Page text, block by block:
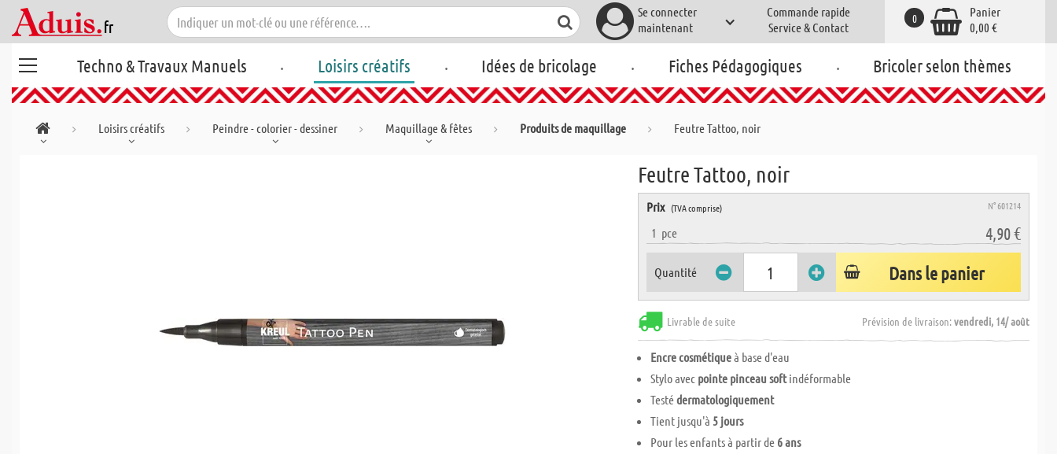
Se connecter
maintenant
Commande rapide
Service & Contact
Panier
0,00 €
0
Techno & Travaux Manuels . Loisirs créatifs . Idées de bricolage . Fiches Pédagogiques . Bricoler selon thèmes
Loisirs créatifs Peindre - colorier - dessiner Maquillage & fêtes Produits de maquillage Feutre Tattoo, noir
Feutre Tattoo, noir
Prix (TVA comprise) N° 601214
1 pce 4,90 €
Quantité Dans le panier
Livrable de suite Prévision de livraison:vendredi, 14/ août
Encre cosmétiqueà base d'eau
Stylo avec pointe pinceau softindéformable
Testédermatologiquement
Tient jusqu'à 5 jours
Pour les enfants à partir de 6 ans